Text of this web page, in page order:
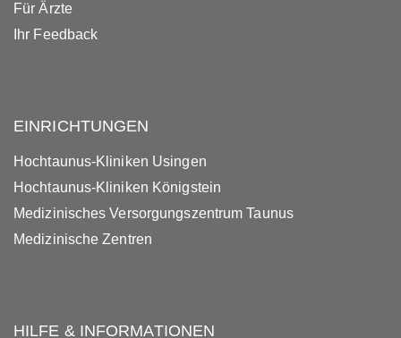
Für Ärzte
Ihr Feedback
EINRICHTUNGEN
Hochtaunus-Kliniken Usingen
Hochtaunus-Kliniken Königstein
Medizinisches Versorgungszentrum Taunus
Medizinische Zentren
HILFE & INFORMATIONEN